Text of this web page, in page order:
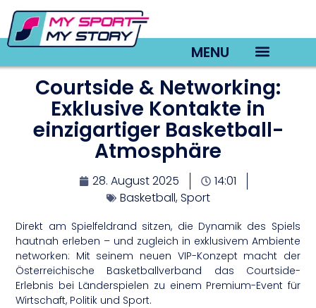
MENU
Courtside & Networking:
Exklusive Kontakte in
einzigartiger Basketball-
Atmosphäre
28. August 2025
14:01
Basketball,Sport
Direkt am Spielfeldrand sitzen, die Dynamik des Spiels
hautnah erleben – und zugleich in exklusivem Ambiente
networken: Mit seinem neuen VIP-Konzept macht der
Österreichische Basketballverband das Courtside-
Erlebnis bei Länderspielen zu einem Premium-Event für
Wirtschaft, Politik und Sport.